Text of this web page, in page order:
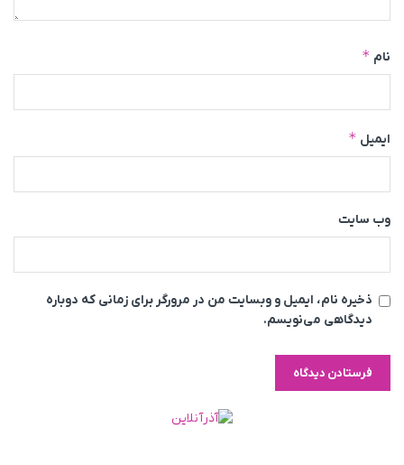
نام *
ایمیل *
وب‌ سایت
ذخیره نام، ایمیل و وبسایت من در مرورگر برای زمانی که دوباره
دیدگاهی می‌نویسم.